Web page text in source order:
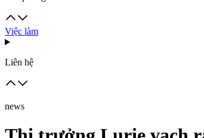
Việc làm
Liên hệ
news